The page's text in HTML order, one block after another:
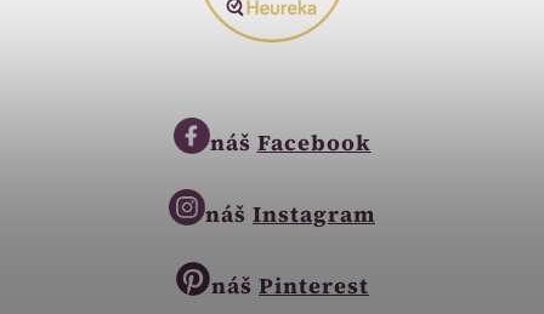
náš Facebook
náš Instagram
náš Pinterest